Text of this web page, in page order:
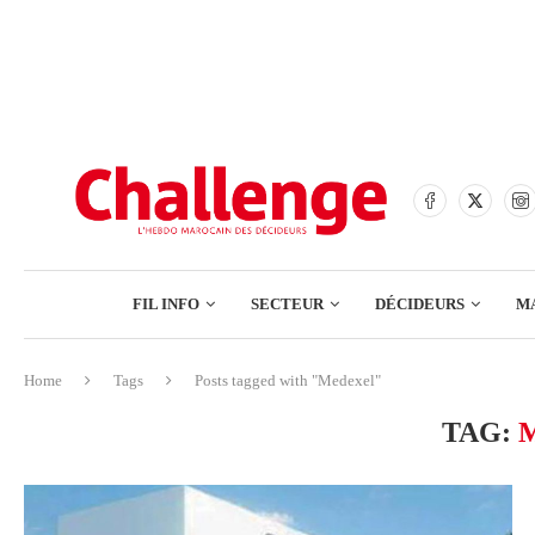
COMMERCE
FIL INFO SECTEUR
BOURSE
DÉCIDEURS
Home Tags Posts tagged with "Medexel"
TAG: